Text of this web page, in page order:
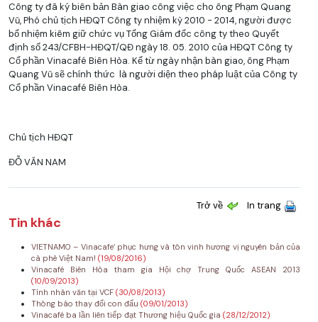
Công ty đã ký biên bản Bàn giao công việc cho ông Phạm Quang
Vũ, Phó chủ tịch HĐQT Công ty nhiệm kỳ 2010 - 2014, người được
bổ nhiệm kiêm giữ chức vụ Tổng Giám đốc công ty theo Quyết
định số 243/CFBH-HĐQT/QĐ ngày 18. 05. 2010 của HĐQT Công ty
Cổ phần Vinacafé Biên Hòa. Kể từ ngày nhận bàn giao, ông Phạm
Quang Vũ sẽ chính thức là người diện theo pháp luật của Công ty
Cổ phần Vinacafé Biên Hòa.
Chủ tịch HĐQT
ĐỖ VĂN NAM
Trở về In trang
Tin khác
VIETNAMO – Vinacafe’ phục hưng và tôn vinh hương vị nguyên bản của
cà phê Việt Nam! (19/08/2016)
Vinacafé Biên Hòa tham gia Hội chợ Trung Quốc ASEAN 2013
(10/09/2013)
Tính nhân văn tại VCF (30/08/2013)
Thông báo thay đổi con đấu (09/01/2013)
Vinacafé ba lần liên tiếp đạt Thương hiệu Quốc gia (28/12/2012)